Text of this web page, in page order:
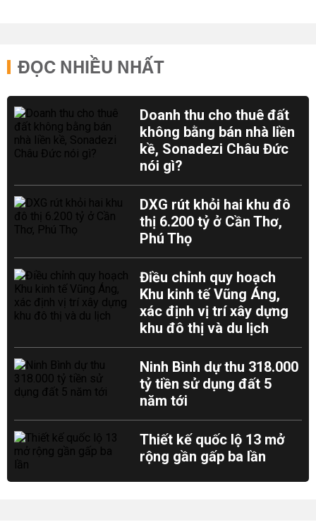
ĐỌC NHIỀU NHẤT
Doanh thu cho thuê đất
không bằng bán nhà liền
kề, Sonadezi Châu Đức
nói gì?
DXG rút khỏi hai khu đô
thị 6.200 tỷ ở Cần Thơ,
Phú Thọ
Điều chỉnh quy hoạch
Khu kinh tế Vũng Áng,
xác định vị trí xây dựng
khu đô thị và du lịch
Ninh Bình dự thu 318.000
tỷ tiền sử dụng đất 5
năm tới
Thiết kế quốc lộ 13 mở
rộng gần gấp ba lần